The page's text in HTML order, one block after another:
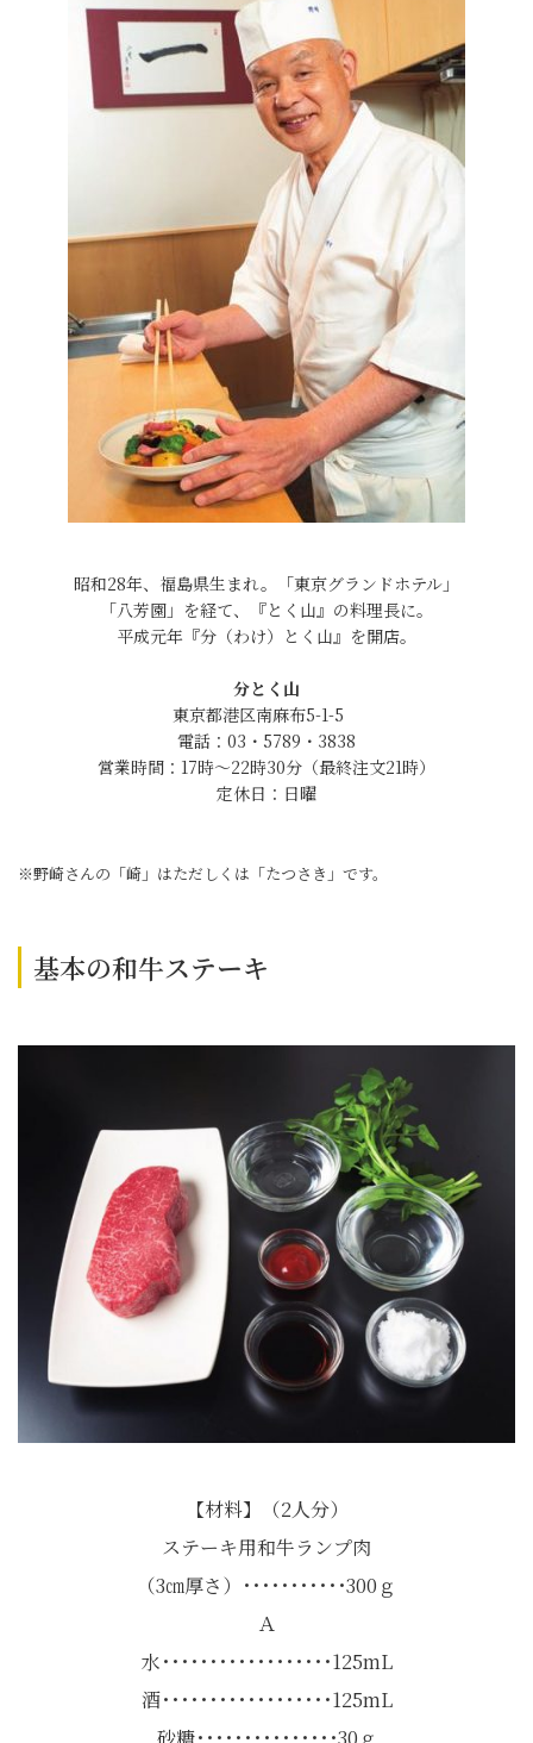
昭和28年、福島県生まれ。「東京グランドホテル」
「八芳園」を経て、『とく山』の料理長に。
平成元年『分（わけ）とく山』を開店。
分とく山
東京都港区南麻布5-1-5
電話：03・5789・3838
営業時間：17時～22時30分（最終注文21時）
定休日：日曜
※野崎さんの「崎」はただしくは「たつさき」です。
基本の和牛ステーキ
【材料】（2人分）
ステーキ用和牛ランプ肉
（3㎝厚さ）･･･････････300ｇ
Ａ
水･･････････････････125mL
酒･･････････････････125mL